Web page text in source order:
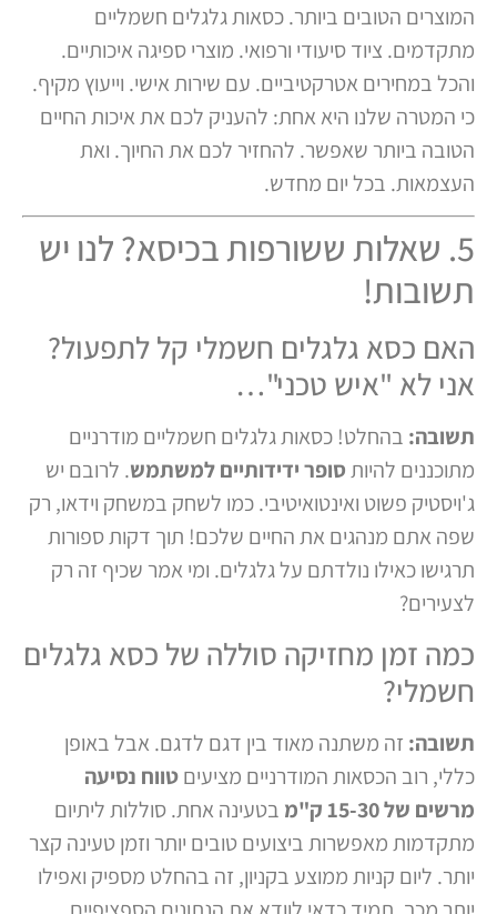
המוצרים הטובים ביותר. כסאות גלגלים חשמליים
מתקדמים. ציוד סיעודי ורפואי. מוצרי ספיגה איכותיים.
והכל במחירים אטרקטיביים. עם שירות אישי. וייעוץ מקיף.
כי המטרה שלנו היא אחת: להעניק לכם את איכות החיים
הטובה ביותר שאפשר. להחזיר לכם את החיוך. ואת
העצמאות. בכל יום מחדש.
5. שאלות ששורפות בכיסא? לנו יש
תשובות!
האם כסא גלגלים חשמלי קל לתפעול?
אני לא "איש טכני"…
תשובה:בהחלט! כסאות גלגלים חשמליים מודרניים
מתוכננים להיותסופר ידידותיים למשתמש. לרובם יש
ג'ויסטיק פשוט ואינטואיטיבי. כמו לשחק במשחק וידאו, רק
שפה אתם מנהגים את החיים שלכם! תוך דקות ספורות
תרגישו כאילו נולדתם על גלגלים. ומי אמר שכיף זה רק
לצעירים?
כמה זמן מחזיקה סוללה של כסא גלגלים
חשמלי?
תשובה:זה משתנה מאוד בין דגם לדגם. אבל באופן
כללי, רוב הכסאות המודרניים מציעיםטווח נסיעה
מרשים של 15-30 ק"מ
בטעינה אחת. סוללות ליתיום
מתקדמות מאפשרות ביצועים טובים יותר וזמן טעינה קצר
יותר. ליום קניות ממוצע בקניון, זה בהחלט מספיק ואפילו